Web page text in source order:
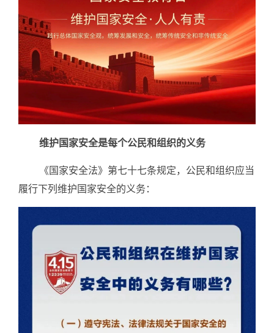
维护国家安全是每个公民和组织的义务
《国家安全法》第七十七条规定，公民和组织应当
履行下列维护国家安全的义务：